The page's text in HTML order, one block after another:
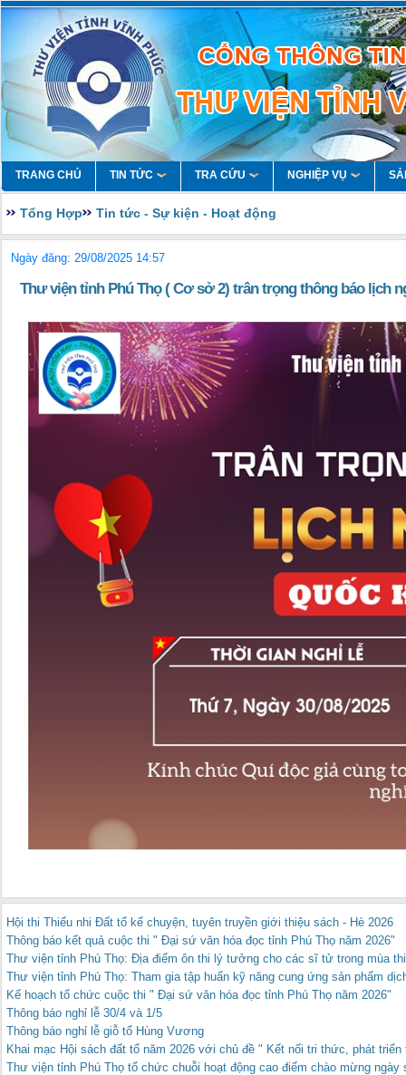
TRANG CHỦ TIN TỨC TRA CỨU NGHIỆP VỤ
Tổng Hợp Tin tức - Sự kiện - Hoạt động
Ngày đăng: 29/08/2025 14:57
Thư viện tỉnh Phú Thọ ( Cơ sở 2) trân trọng thông báo lịch
Hội thi Thiếu nhi Đất tổ kể chuyện, tuyên truyền giới thiệu sách - Hè 2026
Thông báo kết quả cuộc thi " Đại sứ văn hóa đọc tỉnh Phú Thọ năm 2026"
Thư viện tỉnh Phú Thọ: Địa điểm ôn thi lý tưởng cho các sĩ tử trong mùa
Thư viện tỉnh Phú Thọ: Tham gia tập huấn kỹ năng cung ứng sản phẩm
Kế hoạch tổ chức cuộc thi " Đại sứ văn hóa đọc tỉnh Phú Thọ năm 2026"
Thông báo nghỉ lễ 30/4 và 1/5
Thông báo nghỉ lễ giỗ tổ Hùng Vương
Khai mạc Hội sách đất tổ năm 2026 với chủ đề " Kết nối tri thức, phát
Thư viện tỉnh Phú Thọ tổ chức chuỗi hoạt động cao điểm chào mừng